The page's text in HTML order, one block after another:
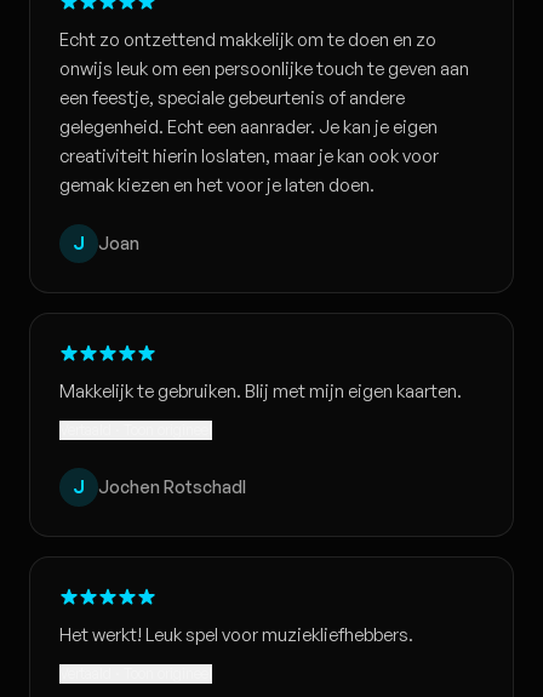
Echt zo ontzettend makkelijk om te doen en zo
onwijs leuk om een persoonlijke touch te geven aan
een feestje, speciale gebeurtenis of andere
gelegenheid. Echt een aanrader. Je kan je eigen
creativiteit hierin loslaten, maar je kan ook voor
gemak kiezen en het voor je laten doen.
J Joan
Makkelijk te gebruiken. Blij met mijn eigen kaarten.
J Jochen Rotschadl
Het werkt! Leuk spel voor muziekliefhebbers.